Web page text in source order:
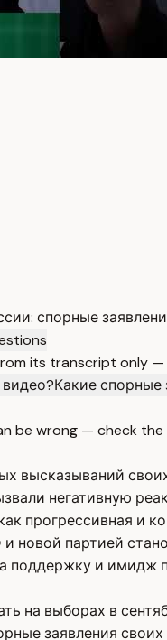
спорные
its transcript only
Какие спорные
be wrong — check the
высказываний
негативную
прогрессивная и
партией
поддержку и имидж
на выборах в
заявления